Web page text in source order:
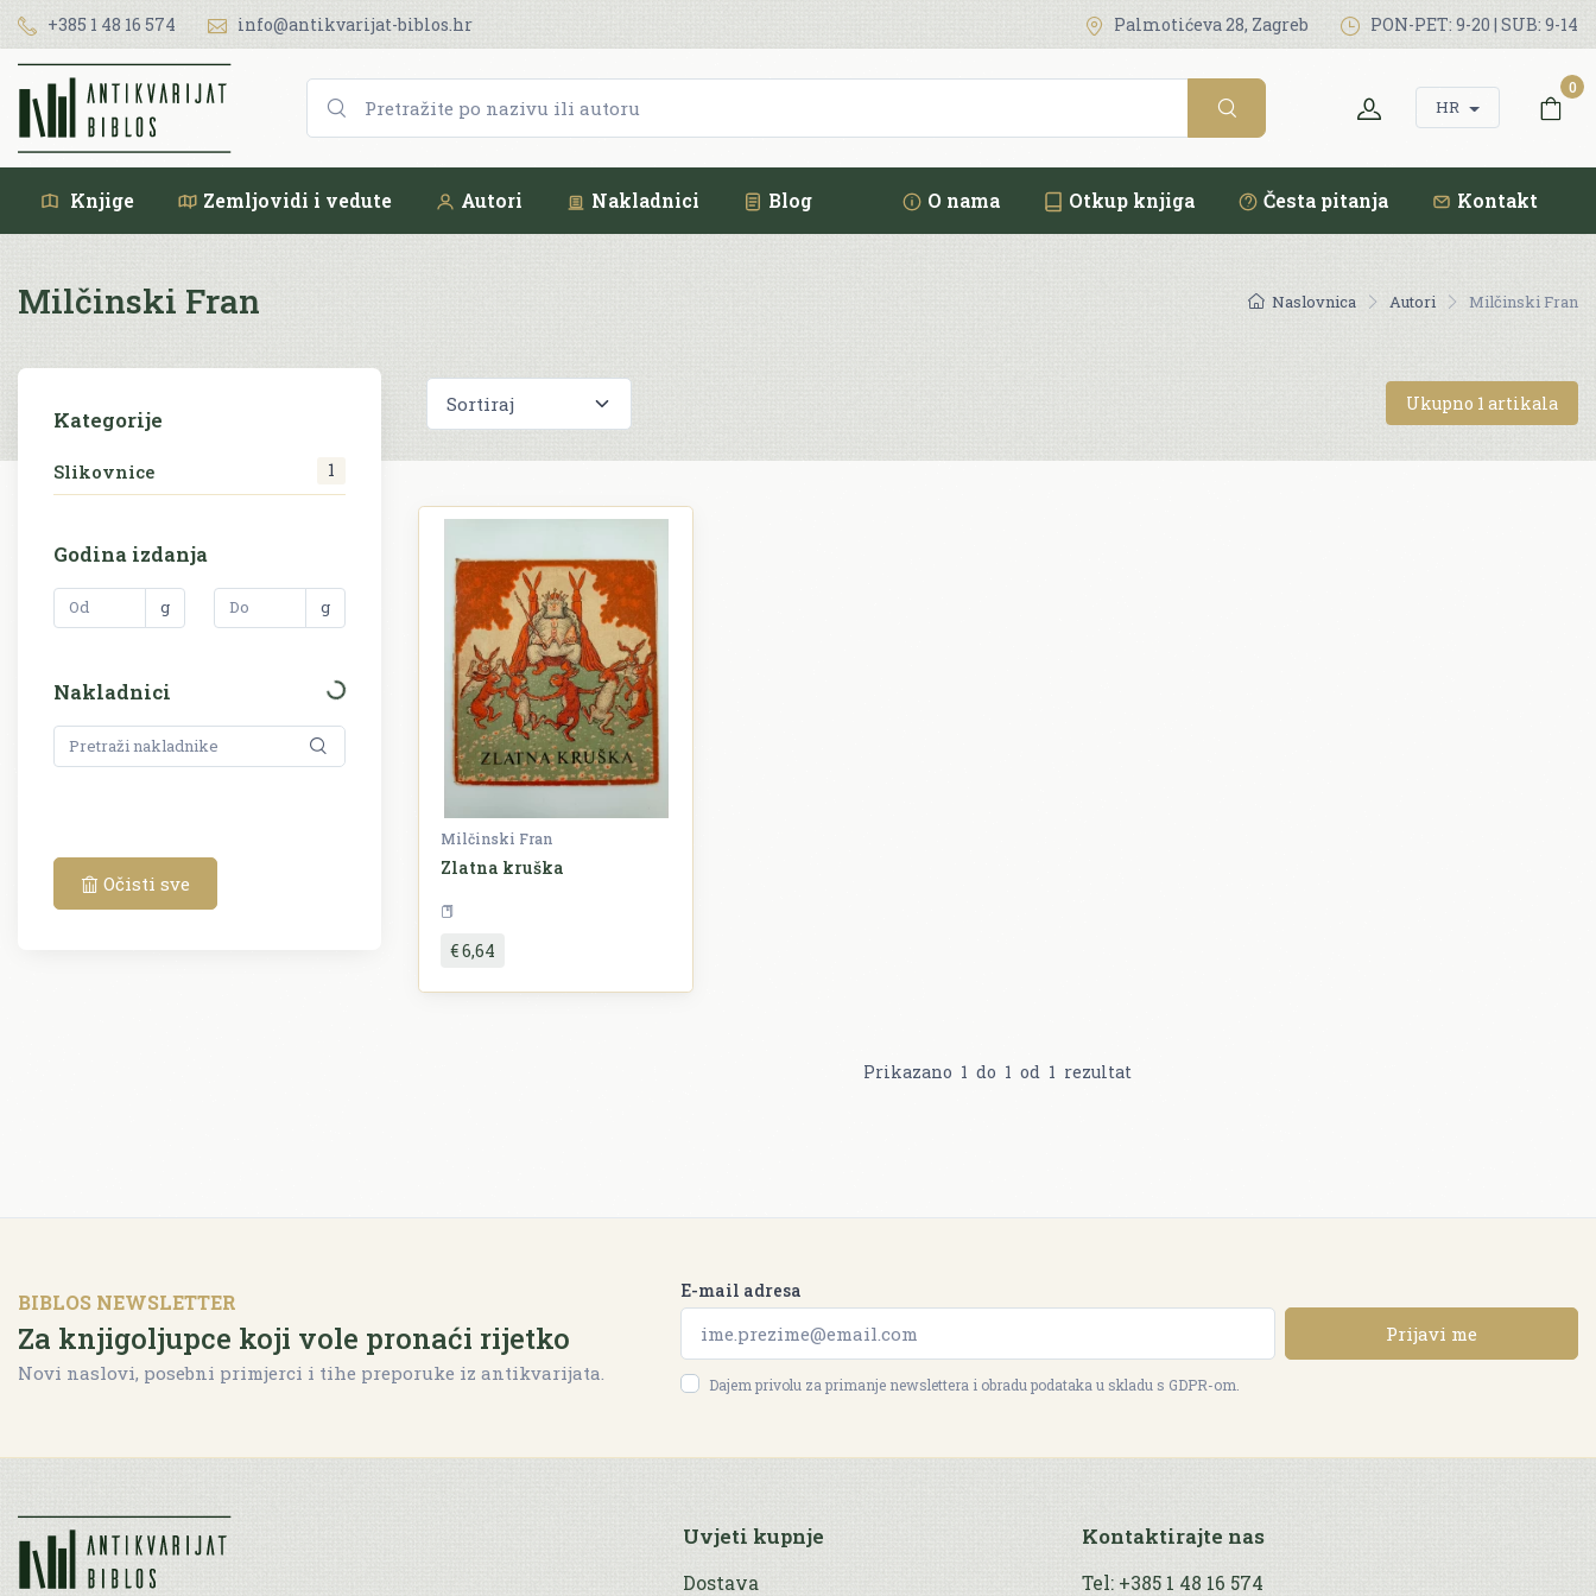
+385 1 48 16 574 info@antikvarijat-biblos.hr Palmotićeva 28, Zagreb PON-PET: 9-20 | SUB: 9-14
HR
0
Knjige Zemljovidi i vedute Autori Nakladnici Blog O nama Otkup knjiga Česta pitanja Kontakt
Naslovnica Autori Milčinski Fran
Milčinski Fran
Kategorije
Slikovnice 1
Godina izdanja
g g
Nakladnici
Očisti sve
Ukupno 1 artikala
Milčinski Fran
Zlatna kruška
€ 6,64
Prikazano 1 do 1 od 1 rezultat
BIBLOS NEWSLETTER
Za knjigoljupce koji vole pronaći rijetko
Novi naslovi, posebni primjerci i tihe preporuke iz antikvarijata.
E-mail adresa
Prijavi me
Dajem privolu za primanje newslettera i obradu podataka u skladu s GDPR-om.
Uvjeti kupnje
Dostava
Kontaktirajte nas
Tel: +385 1 48 16 574